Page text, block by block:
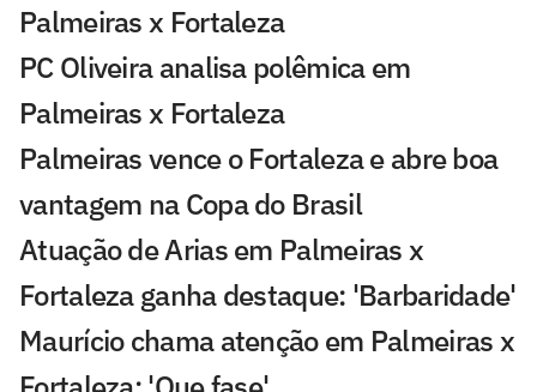
Palmeiras x Fortaleza
PC Oliveira analisa polêmica em
Palmeiras x Fortaleza
Palmeiras vence o Fortaleza e abre boa
vantagem na Copa do Brasil
Atuação de Arias em Palmeiras x
Fortaleza ganha destaque: 'Barbaridade'
Maurício chama atenção em Palmeiras x